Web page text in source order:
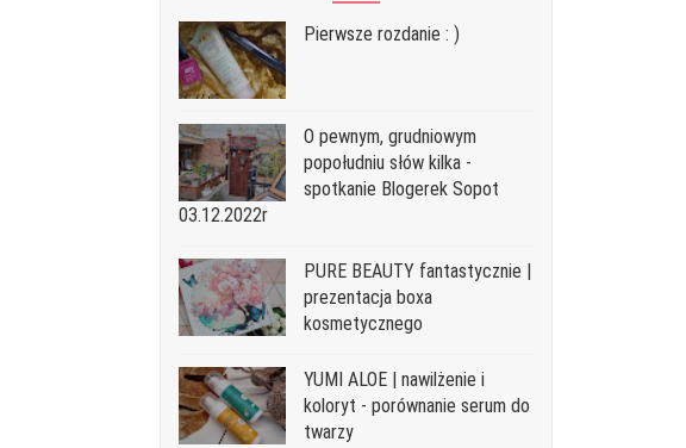
Pierwsze rozdanie : )
O pewnym, grudniowym
popołudniu słów kilka -
spotkanie Blogerek Sopot
03.12.2022r
PURE BEAUTY fantastycznie |
prezentacja boxa
kosmetycznego
YUMI ALOE | nawilżenie i
koloryt - porównanie serum do
twarzy